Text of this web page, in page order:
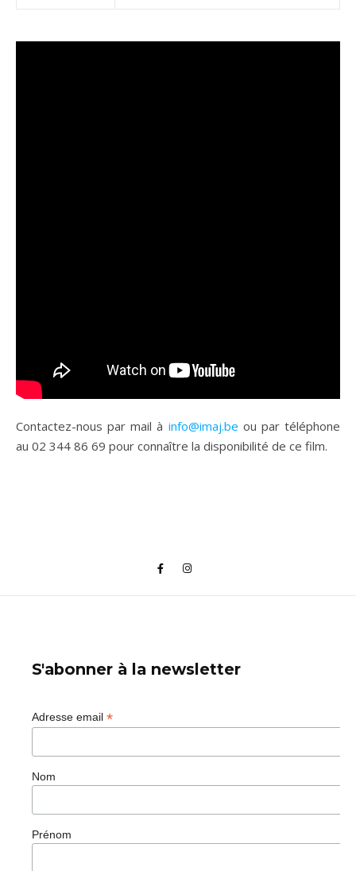
Contactez-nous par mail à info@imaj.be ou par téléphone
au 02 344 86 69 pour connaître la disponibilité de ce film.
S'abonner à la newsletter
Adresse email *
Nom
Prénom